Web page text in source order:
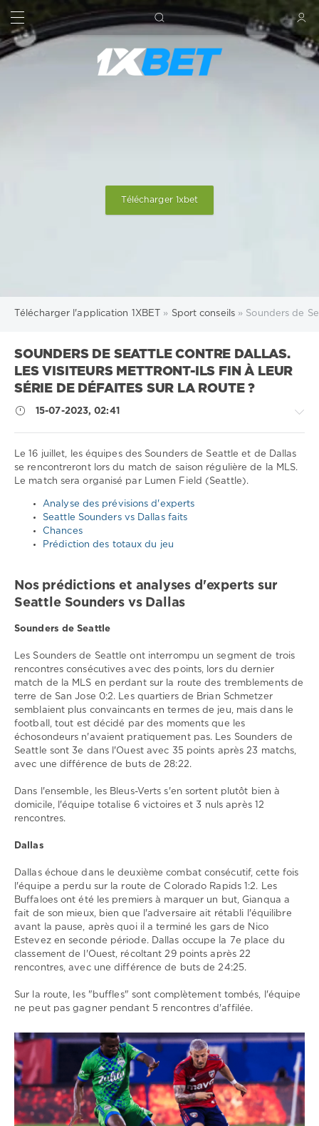
RECHERCHE
Télécharger 1xbet
Télécharger l'application 1XBET » Sport conseils » Sounders de
SOUNDERS DE SEATTLE CONTRE DALLAS.
LES VISITEURS METTRONT-ILS FIN À LEUR
SÉRIE DE DÉFAITES SUR LA ROUTE ?
15-07-2023, 02:41
conseils
Pronostics
de
1xbet
1
Le 16 juillet, les équipes des Sounders de Seattle et de Dallas
se rencontreront lors du match de saison régulière de la MLS.
Le match sera organisé par Lumen Field (Seattle).
Analyse des prévisions d'experts
Seattle Sounders vs Dallas faits
Chances
Prédiction des totaux du jeu
Nos prédictions et analyses d'experts sur
Seattle Sounders vs Dallas
Sounders de Seattle
Les Sounders de Seattle ont interrompu un segment de trois
rencontres consécutives avec des points, lors du dernier
match de la MLS en perdant sur la route des tremblements de
terre de San Jose 0:2. Les quartiers de Brian Schmetzer
semblaient plus convaincants en termes de jeu, mais dans le
football, tout est décidé par des moments que les
échosondeurs n'avaient pratiquement pas. Les Sounders de
Seattle sont 3e dans l'Ouest avec 35 points après 23 matchs,
avec une différence de buts de 28:22.
Dans l'ensemble, les Bleus-Verts s'en sortent plutôt bien à
domicile, l'équipe totalise 6 victoires et 3 nuls après 12
rencontres.
Dallas
Dallas échoue dans le deuxième combat consécutif, cette fois
l'équipe a perdu sur la route de Colorado Rapids 1:2. Les
Buffaloes ont été les premiers à marquer un but, Gianqua a
fait de son mieux, bien que l'adversaire ait rétabli l'équilibre
avant la pause, après quoi il a terminé les gars de Nico
Estevez en seconde période. Dallas occupe la 7e place du
classement de l'Ouest, récoltant 29 points après 22
rencontres, avec une différence de buts de 24:25.
Sur la route, les "buffles" sont complètement tombés, l'équipe
ne peut pas gagner pendant 5 rencontres d'affilée.